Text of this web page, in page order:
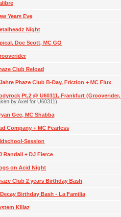
Years Eve
Night
Doc Scott, MC GQ
Club Reload
Phaze Club B-Day, Friction + MC Flux
Pt.2 @ U60311, Frankfurt
by Axel for U60311)
Gee, MC Shabba
Company + MC Fearless
Session
Randall + DJ Fierce
on Acid Night
Club 2 years Birthday Bash
Birthday Bash - La Familia
Killaz